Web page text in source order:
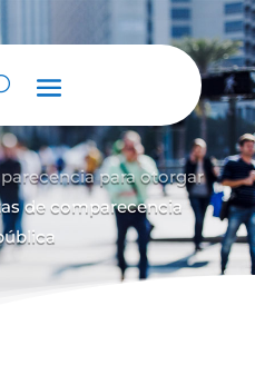
para otorgar
de comparecencia